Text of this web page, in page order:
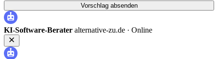
Vorschlag absenden
KI-Software-Berater alternative-zu.de · Online